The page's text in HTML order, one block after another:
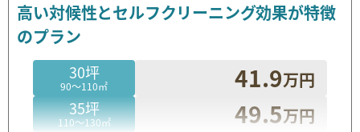
高い対候性とセルフクリーニング効果が特徴
のプラン
30坪
90～110㎡ 41.9万円
35坪
110～130㎡ 49.5万円